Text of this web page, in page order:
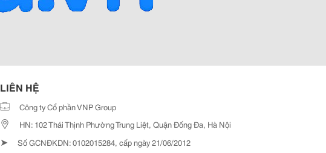
LIÊN HỆ
Công ty Cổ phần VNP Group
HN: 102 Thái Thịnh Phường Trung Liệt, Quận Đống Đa, Hà Nội
➤ Số GCNĐKDN: 0102015284, cấp ngày 21/06/2012